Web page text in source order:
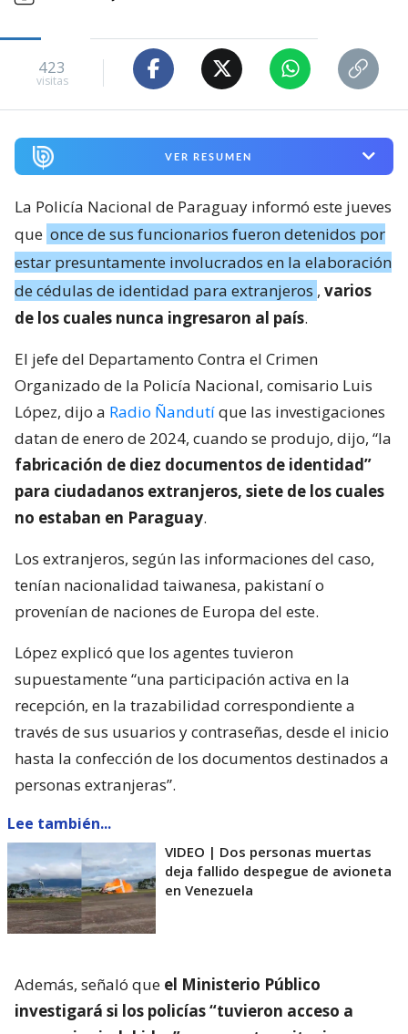
423
visitas
VER RESUMEN
La Policía Nacional de Paraguay informó este jueves
que once de sus funcionarios fueron detenidos por
estar presuntamente involucrados en la elaboración
de cédulas de identidad para extranjeros , varios
de los cuales nunca ingresaron al país.
El jefe del Departamento Contra el Crimen
Organizado de la Policía Nacional, comisario Luis
López, dijo a Radio Ñandutíque las investigaciones
datan de enero de 2024, cuando se produjo, dijo, “la
fabricación de diez documentos de identidad”
para ciudadanos extranjeros, siete de los cuales
no estaban en Paraguay.
Los extranjeros, según las informaciones del caso,
tenían nacionalidad taiwanesa, pakistaní o
provenían de naciones de Europa del este.
López explicó que los agentes tuvieron
supuestamente “una participación activa en la
recepción, en la trazabilidad correspondiente a
través de sus usuarios y contraseñas, desde el inicio
hasta la confección de los documentos destinados a
personas extranjeras”.
Lee también...
VIDEO | Dos personas muertas
deja fallido despegue de avioneta
en Venezuela
Además, señaló que el Ministerio Público
investigará si los policías “tuvieron acceso a